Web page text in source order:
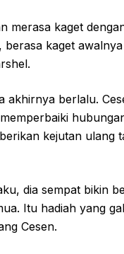
merasa kaget
kaget
akhirnya berlalu.
kejutan ulang
dia sempat bikin
Itu hadiah yang
Cesen.